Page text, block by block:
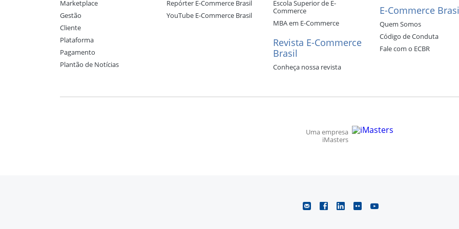
Marketplace
Gestão
Cliente
Plataforma
Pagamento
Plantão de Notícias
Repórter E-Commerce Brasil
YouTube E-Commerce Brasil
Escola Superior de E-
Commerce
MBA em E-Commerce
Revista E-Commerce
Brasil
Conheça nossa revista
E-Commerce
Quem Somos
Código de Conduta
Fale com o ECBR
Uma empresa
iMasters